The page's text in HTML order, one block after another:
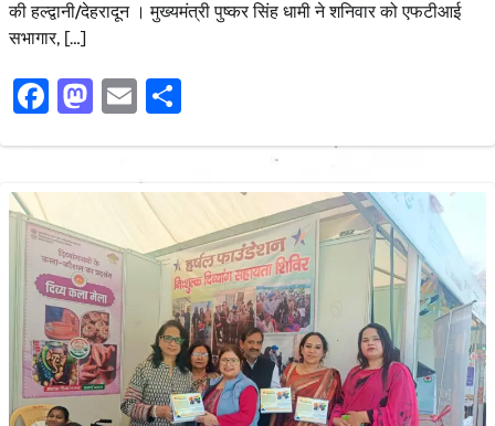
की हल्द्वानी/देहरादून । मुख्यमंत्री पुष्कर सिंह धामी ने शनिवार को एफटीआई
सभागार, […]
Facebook
Mastodon
Email